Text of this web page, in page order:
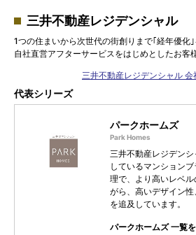
三井不動産レジデンシャル
1つの住まいから次世代の街創りまで｢経年優化｣
自社直営アフターサービスをはじめとしたお客
三井不動産レジデンシャル
代表シリーズ
パークホームズ
三井不動産レジデン
しているマンション
理で、より高いレベ
がら、高いデザイン
を追及しています。
パークホームズ 一覧